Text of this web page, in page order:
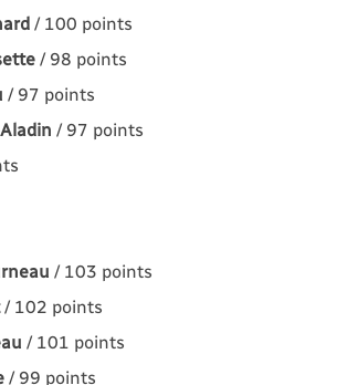
/ 100 points
/ 98 points
/ 97 points
/ 97 points
/ 103 points
/ 102 points
/ 101 points
/ 99 points